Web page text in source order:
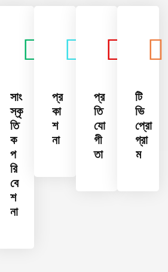
সাং
স্কৃ
তি
ক
প
রি
বে
শ
না
প্র
কা
শ
না
প্র
তি
যো
গী
তা
টি
ভি
প্রো
গ্রা
ম